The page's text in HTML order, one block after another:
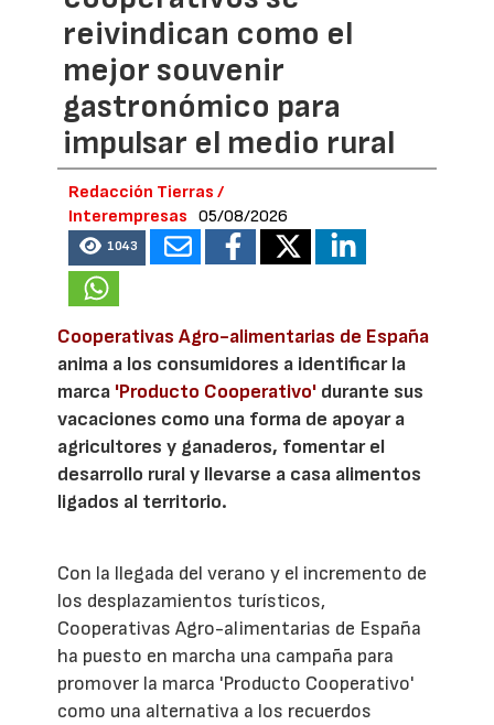
reivindican como el
mejor souvenir
gastronómico para
impulsar el medio rural
Redacción Tierras /
Interempresas
05/08/2026
1043
Cooperativas Agro-alimentarias de España
anima a los consumidores a identificar la
marca 'Producto Cooperativo' durante sus
vacaciones como una forma de apoyar a
agricultores y ganaderos, fomentar el
desarrollo rural y llevarse a casa alimentos
ligados al territorio.
Con la llegada del verano y el incremento de
los desplazamientos turísticos,
Cooperativas Agro-alimentarias de España
ha puesto en marcha una campaña para
promover la marca 'Producto Cooperativo'
como una alternativa a los recuerdos